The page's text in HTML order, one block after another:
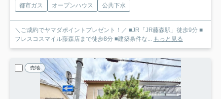
都市ガス オープンハウス 公共下水
＼ご成約でヤマダポイントプレゼント！／ ■JR「JR藤森駅」徒歩9分 ■
フレスコスマイル藤森店まで徒歩8分 ■建築条件な... もっと見る
売地